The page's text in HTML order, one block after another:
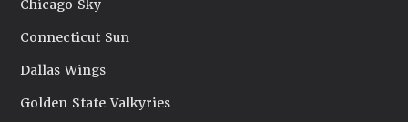
Chicago Sky
Connecticut Sun
Dallas Wings
Golden State Valkyries